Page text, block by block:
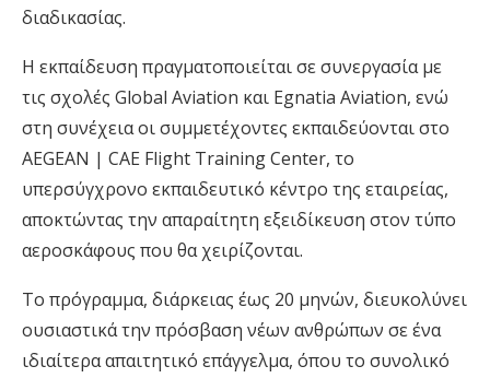
διαδικασίας.
Η εκπαίδευση πραγματοποιείται σε συνεργασία με
τις σχολές Global Aviation και Egnatia Aviation, ενώ
στη συνέχεια οι συμμετέχοντες εκπαιδεύονται στο
AEGEAN | CAE Flight Training Center, το
υπερσύγχρονο εκπαιδευτικό κέντρο της εταιρείας,
αποκτώντας την απαραίτητη εξειδίκευση στον τύπο
αεροσκάφους που θα χειρίζονται.
Το πρόγραμμα, διάρκειας έως 20 μηνών, διευκολύνει
ουσιαστικά την πρόσβαση νέων ανθρώπων σε ένα
ιδιαίτερα απαιτητικό επάγγελμα, όπου το συνολικό